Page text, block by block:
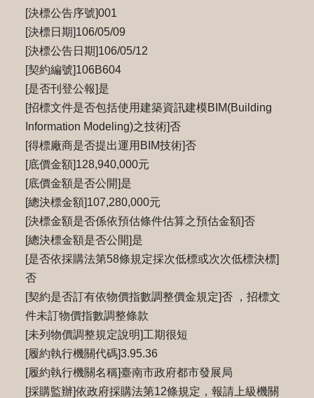
[決標公告序號]001
[決標日期]106/05/09
[決標公告日期]106/05/12
[契約編號]106B604
[是否刊登公報]是
[招標文件是否包括使用建築資訊建模BIM(Building
Information Modeling)之技術]否
[得標廠商是否提出運用BIM技術]否
[底價金額]128,940,000元
[底價金額是否公開]是
[總決標金額]107,280,000元
[決標金額是否係依預估條件估算之預估金額]否
[總決標金額是否公開]是
[是否依採購法第58條規定採次低標或次次低標決標]
否
[契約是否訂有依物價指數調整價金規定]否 ，招標文
件未訂物價指數調整條款
[未列物價調整規定說明]工期很短
[履約執行機關代碼]3.95.36
[履約執行機關名稱]臺南市政府都市發展局
[採購監辦]依政府採購法第12條規定，報請上級機關